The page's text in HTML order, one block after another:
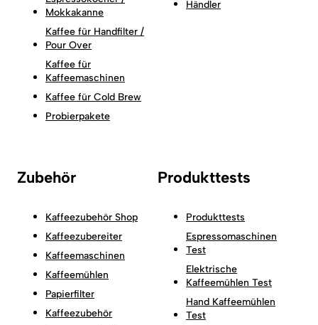
Mokkakanne
Kaffee für Handfilter /
Pour Over
Kaffee für
Kaffeemaschinen
Kaffee für Cold Brew
Probierpakete
Händler
Zubehör
Kaffeezubehör Shop
Kaffeezubereiter
Kaffeemaschinen
Kaffeemühlen
Papierfilter
Kaffeezubehör
Produkttests
Produkttests
Espressomaschinen
Test
Elektrische
Kaffeemühlen Test
Hand Kaffeemühlen
Test